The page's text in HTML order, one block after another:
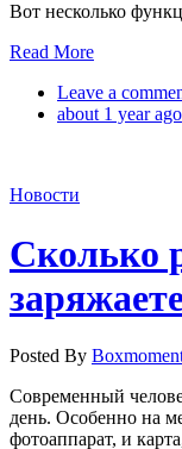
Вот несколько
Read More
Leave a
about 1 year ago
Новости
Cколько
Posted By
Современный
день. Особенно на
фотоаппарат, и